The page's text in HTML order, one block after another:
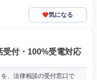
気になる
受付・100%受電対応
、法律相談の受付窓口で